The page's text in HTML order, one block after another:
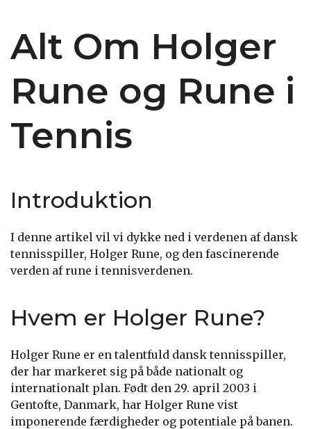
Alt Om Holger
Rune og Rune i
Tennis
Introduktion
I denne artikel vil vi dykke ned i verdenen af dansk
tennisspiller, Holger Rune, og den fascinerende
verden af rune i tennisverdenen.
Hvem er Holger Rune?
Holger Rune er en talentfuld dansk tennisspiller,
der har markeret sig på både nationalt og
internationalt plan. Født den 29. april 2003 i
Gentofte, Danmark, har Holger Rune vist
imponerende færdigheder og potentiale på banen.